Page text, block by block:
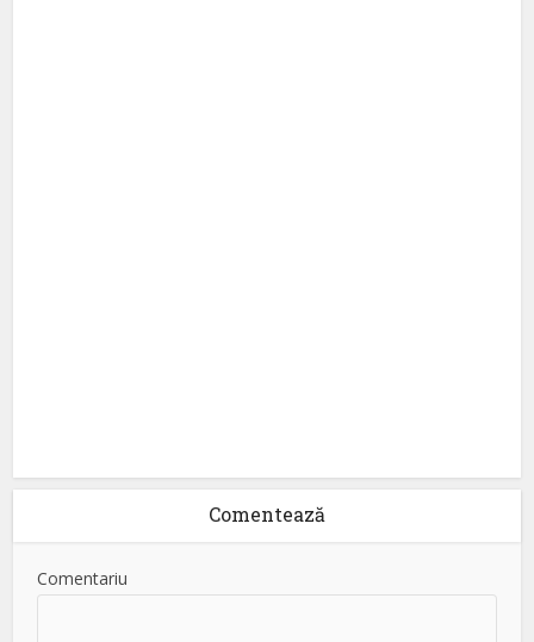
Comentează
Comentariu